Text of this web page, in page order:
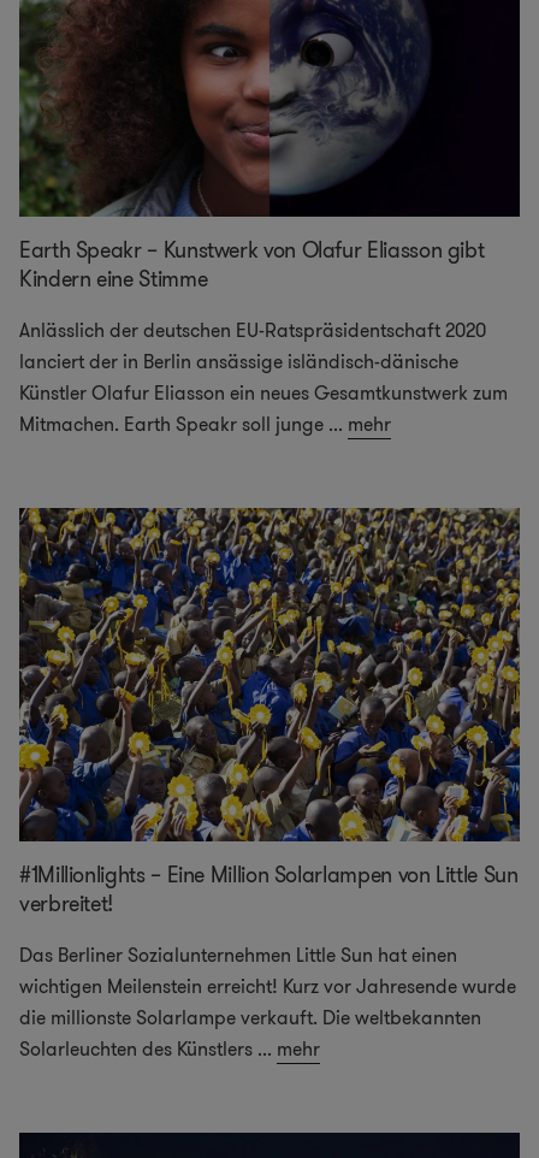
Earth Speakr – Kunstwerk von Olafur Eliasson gibt
Kindern eine Stimme
Anlässlich der deutschen EU-Ratspräsidentschaft 2020
lanciert der in Berlin ansässige isländisch-dänische
Künstler Olafur Eliasson ein neues Gesamtkunstwerk zum
Mitmachen. Earth Speakr soll junge ... mehr
#1Millionlights – Eine Million Solarlampen von Little Sun
verbreitet!
Das Berliner Sozialunternehmen Little Sun hat einen
wichtigen Meilenstein erreicht! Kurz vor Jahresende wurde
die millionste Solarlampe verkauft. Die weltbekannten
Solarleuchten des Künstlers ... mehr